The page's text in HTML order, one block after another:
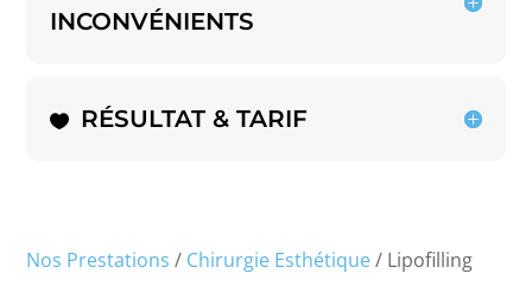
INCONVÉNIENTS
RÉSULTAT & TARIF
Nos Prestations / Chirurgie Esthétique/ Lipofilling